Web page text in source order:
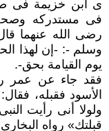
ى ابن خزيمة فى
فى مستدركه
رضى الله عنهما
وسلم -: -إن لهذا
يوم القيامة بحق-.
فقد جاء عن عمر
الأسود فقبله،
ولولا أنى رأيت
قبلتك» رواه